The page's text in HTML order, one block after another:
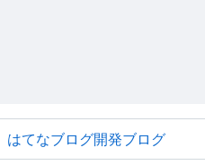
はてなブログ開発ブログ